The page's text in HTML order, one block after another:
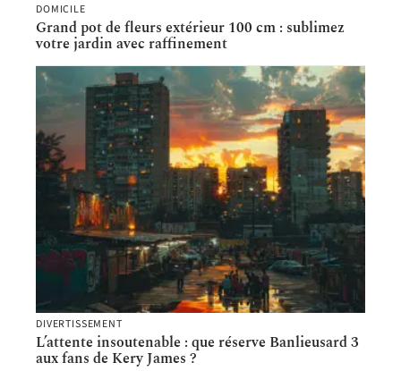
DOMICILE
Grand pot de fleurs extérieur 100 cm : sublimez
votre jardin avec raffinement
DIVERTISSEMENT
L’attente insoutenable : que réserve Banlieusard 3
aux fans de Kery James ?